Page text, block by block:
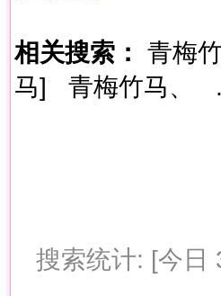
相关搜索： 青梅
马]
青梅竹马、
搜索统计: [今日